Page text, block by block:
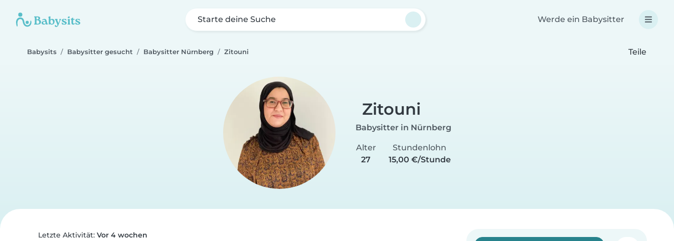
Starte deine Suche Werde ein Babysitter
Babysits Babysitter gesucht Babysitter Nürnberg Zitouni Teile
Zitouni
Babysitter in Nürnberg
Alter
27
Stundenlohn
15,00 €/Stunde
Letzte Aktivität: Vor 4 wochen